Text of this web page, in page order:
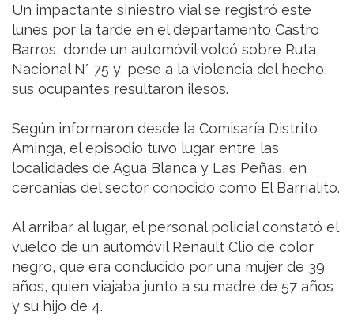
Un impactante siniestro vial se registró este
lunes por la tarde en el departamento Castro
Barros, donde un automóvil volcó sobre Ruta
Nacional N° 75 y, pese a la violencia del hecho,
sus ocupantes resultaron ilesos.
Según informaron desde la Comisaría Distrito
Aminga, el episodio tuvo lugar entre las
localidades de Agua Blanca y Las Peñas, en
cercanías del sector conocido como El Barrialito.
Al arribar al lugar, el personal policial constató el
vuelco de un automóvil Renault Clio de color
negro, que era conducido por una mujer de 39
años, quien viajaba junto a su madre de 57 años
y su hijo de 4.